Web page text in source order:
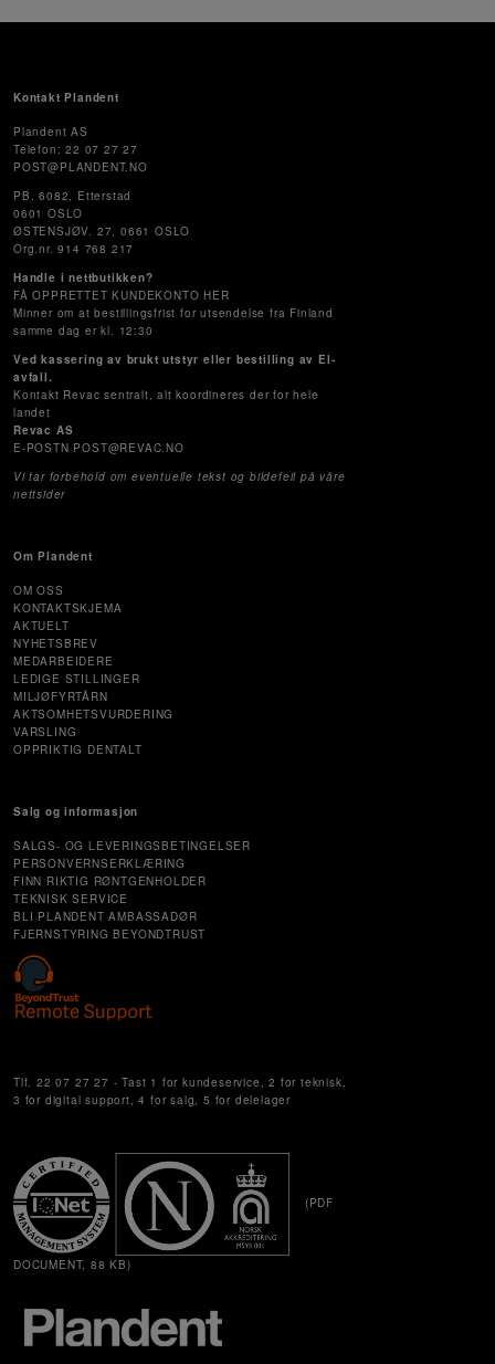
Kontakt Plandent
Plandent AS
Telefon: 22 07 27 27
POST@PLANDENT.NO
PB. 6082, Etterstad
0601 OSLO
ØSTENSJØV. 27, 0661 OSLO
Org.nr. 914 768 217
Handle i nettbutikken?
FÅ OPPRETTET KUNDEKONTO HER
Minner om at bestillingsfrist for utsendelse fra Finland
samme dag er kl. 12:30
Ved kassering av brukt utstyr eller bestilling av El-
avfall.
Kontakt Revac sentralt, alt koordineres der for hele
landet
Revac AS
E-POSTN POST@REVAC.NO
Vi tar forbehold om eventuelle tekst og bildefeil på våre
nettsider
Om Plandent
OM OSS
KONTAKTSKJEMA
AKTUELT
NYHETSBREV
MEDARBEIDERE
LEDIGE STILLINGER
MILJØFYRTÅRN
AKTSOMHETSVURDERING
VARSLING
OPPRIKTIG DENTALT
Salg og informasjon
SALGS- OG LEVERINGSBETINGELSER
PERSONVERNSERKLÆRING
FINN RIKTIG RØNTGENHOLDER
TEKNISK SERVICE
BLI PLANDENT AMBASSADØR
FJERNSTYRING BEYONDTRUST
Tlf. 22 07 27 27 - Tast 1 for kundeservice, 2 for teknisk,
3 for digital support, 4 for salg, 5 for delelager
(PDF
DOCUMENT, 88 KB)